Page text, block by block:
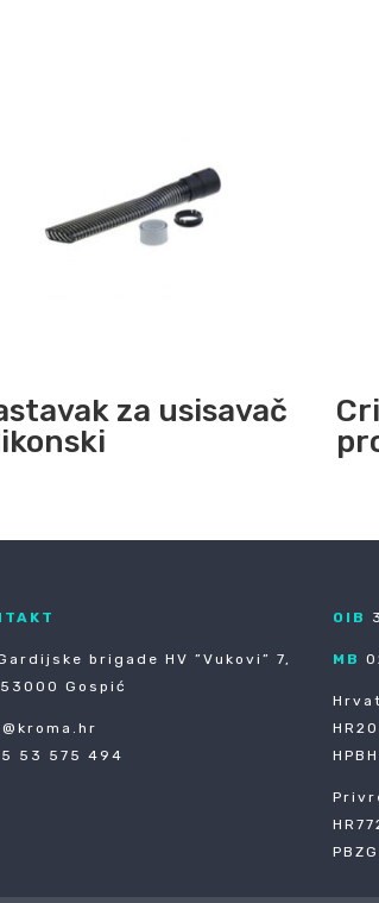
za usisavač
brigade HV ”Vukovi” 7,
Gospić
53 575 494
OIB
MB